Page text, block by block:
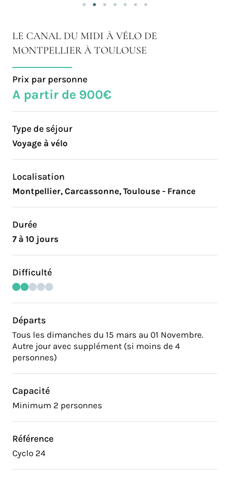
LE CANAL DU MIDI À VÉLO DE
MONTPELLIER À TOULOUSE
Prix par personne
A partir de 900€
Type de séjour
Voyage à vélo
Localisation
Montpellier, Carcassonne, Toulouse - France
Durée
7 à 10 jours
Difficulté
Départs
Tous les dimanches du 15 mars au 01 Novembre.
Autre jour avec supplément (si moins de 4
personnes)
Capacité
Minimum 2 personnes
Référence
Cyclo 24